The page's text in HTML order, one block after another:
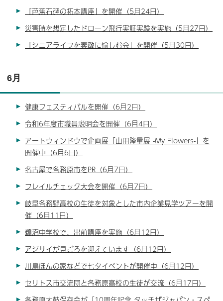
「芭蕉石碑の拓本講座」を開催（5月24日）
災害時を想定したドローン飛行実証実験を実施（5月27日）
「シニアライフを素敵に愉しむ会」を開催（5月30日）
6月
健康フェスティバルを開催（6月2日）
令和6年度市職員説明会を開催（6月4日）
アートウィンドウで企画展「山田隆量展 -My Flowers-」を
開催中（6月6日）
名古屋で各務原市をPR（6月7日）
フレイルチェック大会を開催（6月7日）
岐阜各務野高校の生徒を対象とした市内企業見学ツアーを開
催（6月11日）
鵜沼中学校で、出前講座を実施（6月12日）
アジサイが見ごろを迎えています（6月12日）
川島ほんの家などで七夕イベントが開催中（6月12日）
セリトス市交流団と各務原高校の生徒が交流（6月17日）